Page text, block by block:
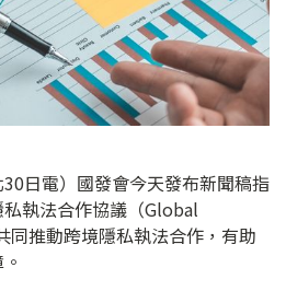
30日電）國發會今天發布新聞稿指
執法合作協議（Global
同推動跨境隱私執法合作，有助